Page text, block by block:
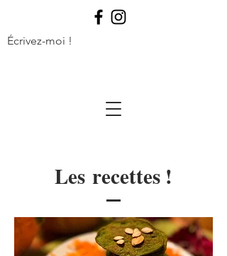
Écrivez-moi !
Les recettes !